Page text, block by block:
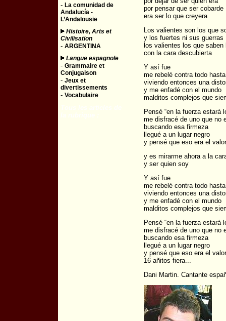
- La comunidad de
Andalucía -
L’Andalousie
Histoire, Arts et
Civilisation
- ARGENTINA
Langue espagnole
- Grammaire et
Conjugaison
- Jeux et
divertissements
- Vocabulaire
por pensar que ser cobarde
era ser lo que creyera
Los valientes son los que
y los fuertes ni sus guerras
los valientes los que saben
con la cara descubierta
Y así fue
me rebelé contra todo
viviendo entonces una
y me enfadé con el mundo
malditos complejos que
Pensé “en la fuerza estará
me disfracé de uno que no
buscando esa firmeza
llegué a un lugar negro
y pensé que eso era el
y es mirarme ahora a la
y ser quien soy
Y así fue
me rebelé contra todo
viviendo entonces una
y me enfadé con el mundo
malditos complejos que
Pensé “en la fuerza estará
me disfracé de uno que no
buscando esa firmeza
llegué a un lugar negro
y pensé que eso era el valor
16 añitos fiera...
Dani Martin. Cantante